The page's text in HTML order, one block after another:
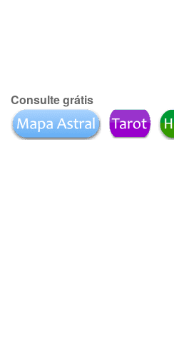
Consulte grátis